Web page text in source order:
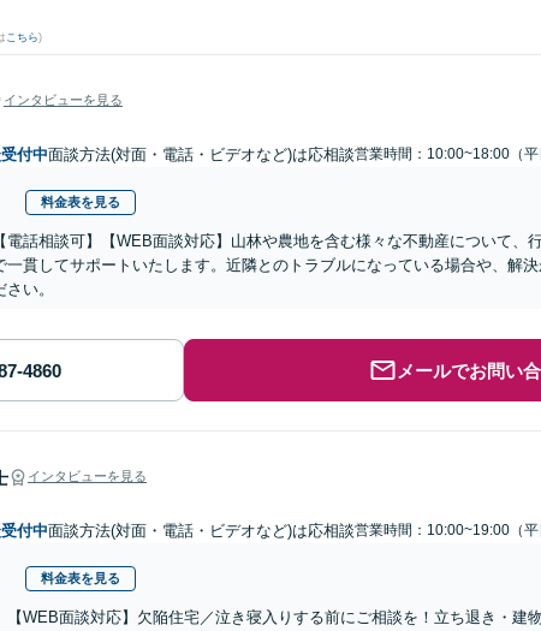
こちら)
インタビューを見る
付中面談方法(対面・電話・ビデオなど)は応相談営業時間：10:00~18:00（平
料金表を見る
電話相談可】【WEB面談対応】山林や農地を含む様々な不動産について、
一貫してサポートいたします。近隣とのトラブルになっている場合や、解
い。
メールでお問い
インタビューを見る
付中面談方法(対面・電話・ビデオなど)は応相談営業時間：10:00~19:00（平
料金表を見る
【WEB面談対応】欠陥住宅／泣き寝入りする前にご相談を！立ち退き・建